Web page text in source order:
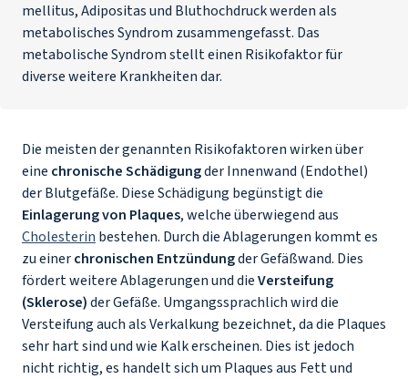
mellitus, Adipositas und Bluthochdruck werden als
metabolisches Syndrom zusammengefasst. Das
metabolische Syndrom stellt einen Risikofaktor für
diverse weitere Krankheiten dar.
Die meisten der genannten Risikofaktoren wirken über
eine chronische Schädigungder Innenwand (Endothel)
der Blutgefäße. Diese Schädigung begünstigt die
Einlagerung von Plaques, welche überwiegend aus
Cholesterin bestehen. Durch die Ablagerungen kommt es
zu einerchronischen Entzündungder Gefäßwand. Dies
fördert weitere Ablagerungen und dieVersteifung
(Sklerose)der Gefäße. Umgangssprachlich wird die
Versteifung auch als Verkalkung bezeichnet, da die Plaques
sehr hart sind und wie Kalk erscheinen. Dies ist jedoch
nicht richtig, es handelt sich um Plaques aus Fett und